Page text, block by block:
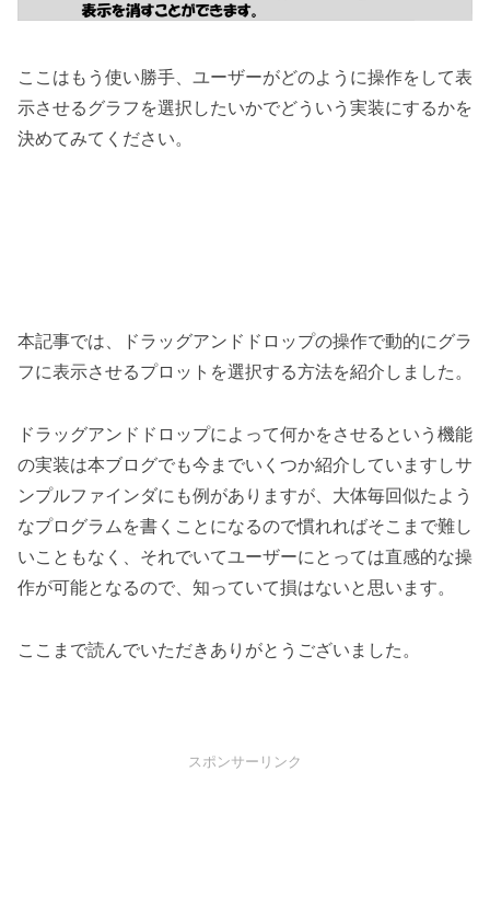
ここはもう使い勝手、ユーザーがどのように操作をして表
示させるグラフを選択したいかでどういう実装にするかを
決めてみてください。
本記事では、ドラッグアンドドロップの操作で動的にグラ
フに表示させるプロットを選択する方法を紹介しました。
ドラッグアンドドロップによって何かをさせるという機能
の実装は本ブログでも今までいくつか紹介していますしサ
ンプルファインダにも例がありますが、大体毎回似たよう
なプログラムを書くことになるので慣れればそこまで難し
いこともなく、それでいてユーザーにとっては直感的な操
作が可能となるので、知っていて損はないと思います。
ここまで読んでいただきありがとうございました。
スポンサーリンク